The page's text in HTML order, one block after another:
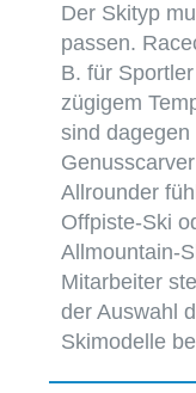
Der Skityp
passen.
B. für
zügigem
sind
Allrounder
Offpiste-Ski
Allmountain-
Mitarbeiter
der Auswahl
Skimodelle